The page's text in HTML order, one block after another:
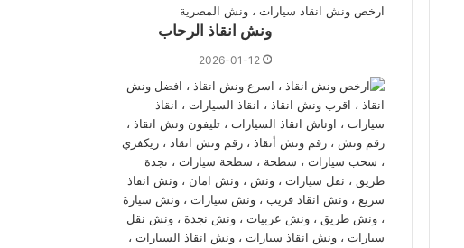
ونش انقاذ الرحاب
2026-01-12